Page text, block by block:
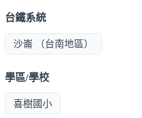
台鐵系統
沙崙 （台南地區）
學區/學校
喜樹國小